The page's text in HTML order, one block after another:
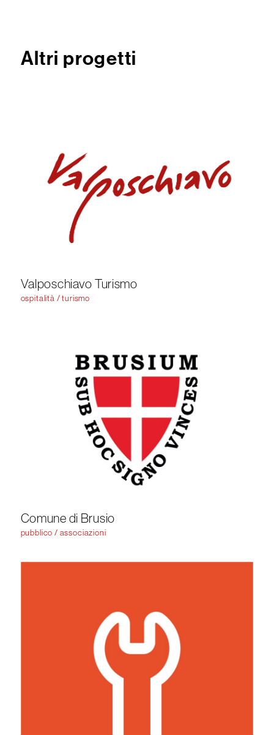
Altri progetti
Valposchiavo Turismo
ospitalità / turismo
Comune di Brusio
pubblico / associazioni